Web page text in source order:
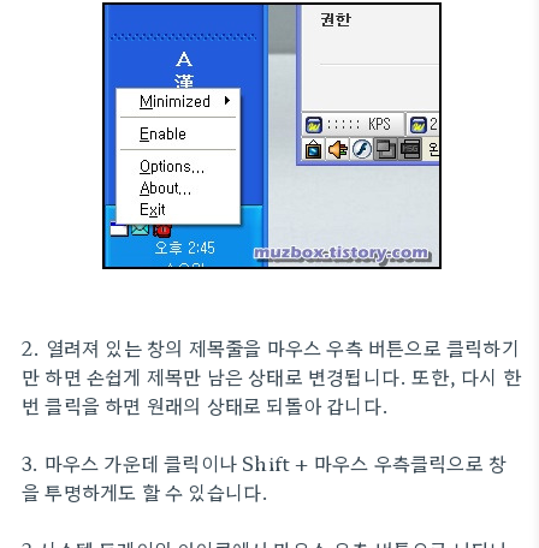
2. 열려져 있는 창의 제목줄을 마우스 우측 버튼으로 클릭하기
만 하면 손쉽게 제목만 남은 상태로 변경됩니다. 또한, 다시 한
번 클릭을 하면 원래의 상태로 되돌아 갑니다.
3. 마우스 가운데 클릭이나 Shift + 마우스 우측클릭으로 창
을 투명하게도 할 수 있습니다.